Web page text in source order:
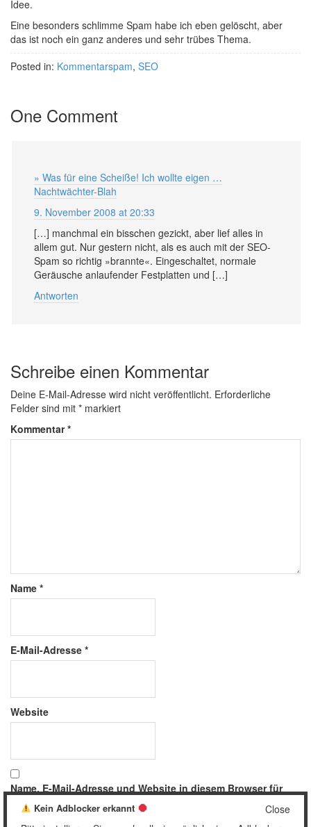
Idee.
Eine besonders schlimme Spam habe ich eben gelöscht, aber
das ist noch ein ganz anderes und sehr trübes Thema.
Posted in: Kommentarspam, SEO
One Comment
» Was für eine Scheiße! Ich wollte eigen …
Nachtwächter-Blah
9. November 2008 at 20:33
[…] manchmal ein bisschen gezickt, aber lief alles in
allem gut. Nur gestern nicht, als es auch mit der SEO-
Spam so richtig »brannte«. Eingeschaltet, normale
Geräusche anlaufender Festplatten und […]
Antworten
Schreibe einen Kommentar
Deine E-Mail-Adresse wird nicht veröffentlicht. Erforderliche
Felder sind mit * markiert
Kommentar*
Name *
E-Mail-Adresse *
Website
Name, E-Mail-Adresse und Website in diesem Browser für
meinen nächsten Kommentar speichern.
Close
Kein Adblocker erkannt